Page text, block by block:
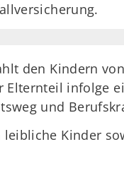
den Kindern
infolge
und
Kinder